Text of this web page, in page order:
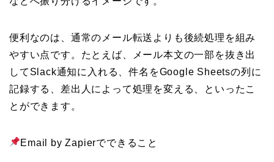
便利なのは、通常のメール転送よりも後続処理を組み
やすい点です。たとえば、メール本文の一部を抜き出
してSlack通知に入れる、件名をGoogle Sheetsの列に
記録する、差出人によって処理を変える、といったこ
とができます。
Email by Zapierでできること